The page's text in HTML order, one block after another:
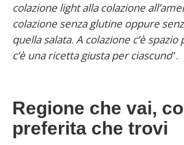
colazione light alla colazione
colazione senza glutine oppure
quella salata. A colazione c’è
c’è una ricetta giusta per ciascuno”.
Regione che vai,
preferita che trovi